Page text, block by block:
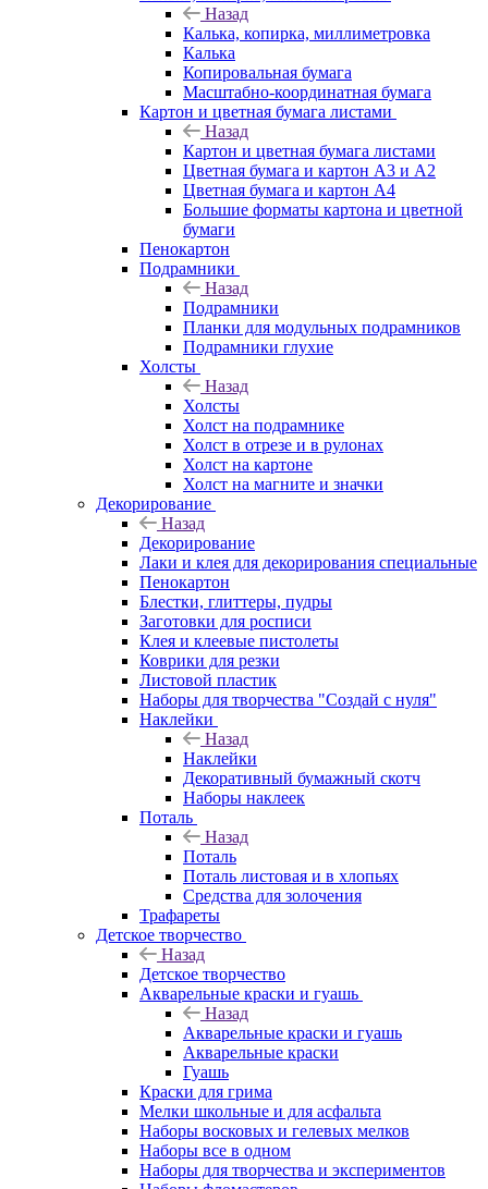
Назад
Калька, копирка, миллиметровка
Калька
Копировальная бумага
Масштабно-координатная бумага
Картон и цветная бумага листами
Назад
Картон и цветная бумага листами
Цветная бумага и картон А3 и А2
Цветная бумага и картон А4
Большие форматы картона и цветной
бумаги
Пенокартон
Подрамники
Назад
Подрамники
Планки для модульных подрамников
Подрамники глухие
Холсты
Назад
Холсты
Холст на подрамнике
Холст в отрезе и в рулонах
Холст на картоне
Холст на магните и значки
Декорирование
Назад
Декорирование
Лаки и клея для декорирования специальные
Пенокартон
Блестки, глиттеры, пудры
Заготовки для росписи
Клея и клеевые пистолеты
Коврики для резки
Листовой пластик
Наборы для творчества "Создай с нуля"
Наклейки
Назад
Наклейки
Декоративный бумажный скотч
Наборы наклеек
Поталь
Назад
Поталь
Поталь листовая и в хлопьях
Средства для золочения
Трафареты
Детское творчество
Назад
Детское творчество
Акварельные краски и гуашь
Назад
Акварельные краски и гуашь
Акварельные краски
Гуашь
Краски для грима
Мелки школьные и для асфальта
Наборы восковых и гелевых мелков
Наборы все в одном
Наборы для творчества и экспериментов